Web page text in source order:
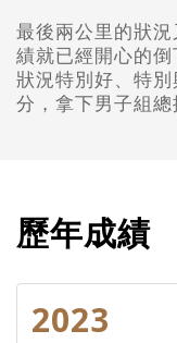
最後兩公里的狀
績就已經開心的
狀況特別好、特
分，拿下男子組總
歷年成績
2023